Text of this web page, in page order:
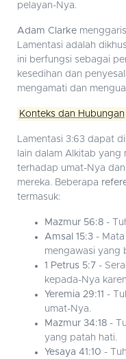
pelayan-Nya.
Adam Clarke
Lamentasi adalah
ini berfungsi sebagai
kesedihan dan
mengamati dan
Konteks dan Hubungan
Lamentasi 3:63 dapat
lain dalam Alkitab yang
terhadap umat-Nya
mereka. Beberapa
termasuk:
Mazmur 56:8 -
Amsal 15:3 -
mengawasi yang
1 Petrus 5:7 -
kepada-Nya
Yeremia 29:11 -
umat-Nya.
Mazmur 34:18 -
yang patah hati.
Yesaya 41:10 -